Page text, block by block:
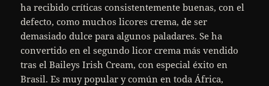
ha recibido críticas consistentemente buenas, con el
defecto, como muchos licores crema, de ser
demasiado dulce para algunos paladares. Se ha
convertido en el segundo licor crema más vendido
tras el Baileys Irish Cream, con especial éxito en
Brasil. Es muy popular y común en toda África,